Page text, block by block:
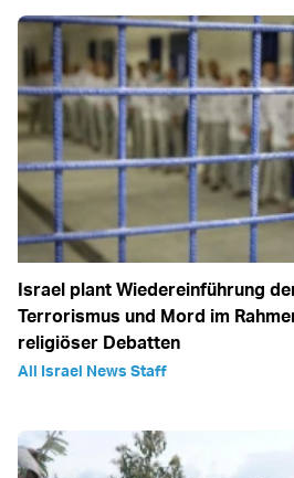
Israel plant Wiedereinführung
Terrorismus und Mord im
religiöser Debatten
All Israel News Staff